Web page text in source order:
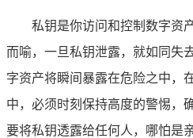
私钥是你访问和控制数字资
而喻，一旦私钥泄露，就如同失
字资产将瞬间暴露在危险之中，
中，必须时刻保持高度的警惕，
要将私钥透露给任何人，哪怕是